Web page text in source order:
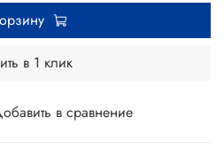
в сравнение
в 1 клик